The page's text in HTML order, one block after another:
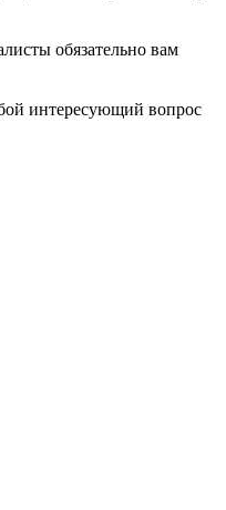
обязательно вам
интересующий вопрос